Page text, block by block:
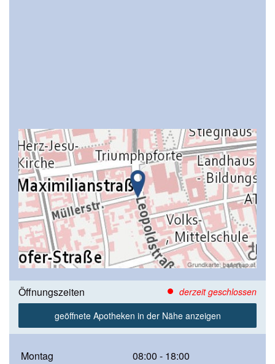
Öffnungszeiten
derzeit geschlossen
geöffnete Apotheken in der Nähe anzeigen
Montag
08:00 - 18:00